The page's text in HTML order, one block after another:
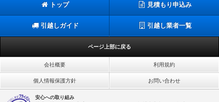
トップ 見積もり申込み
引越しガイド 引越し業者一覧
ページ上部に戻る
会社概要 利用規約
個人情報保護方針 お問い合わせ
安心への取り組み